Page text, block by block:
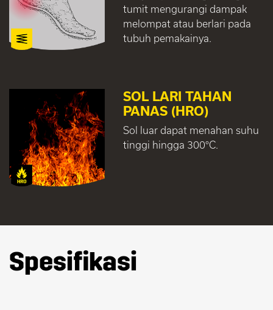
tumit mengurangi dampak
melompat atau berlari pada
tubuh pemakainya.
SOL LARI TAHAN
PANAS (HRO)
Sol luar dapat menahan suhu
tinggi hingga 300°C.
Spesifikasi